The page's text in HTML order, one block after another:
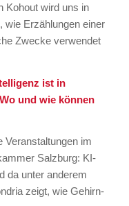
Kohout wird uns in
wie Erzählungen einer
Zwecke verwendet
ist in
und wie können
Veranstaltungen im
Salzburg: KI-
da unter anderem
zeigt, wie Gehirn-